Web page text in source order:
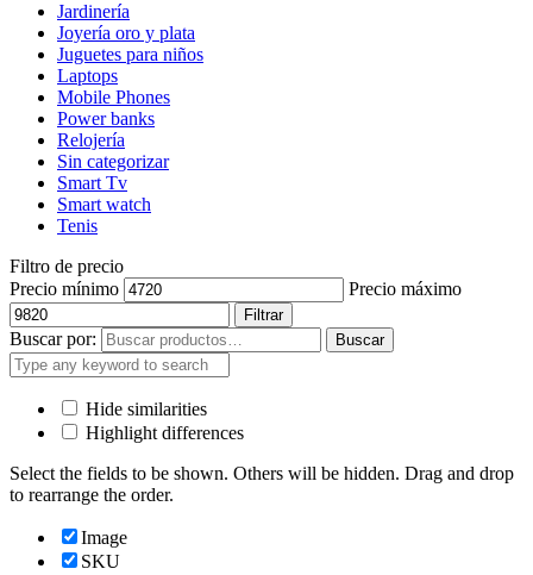
Jardinería
Joyería oro y plata
Juguetes para niños
Laptops
Mobile Phones
Power banks
Relojería
Sin categorizar
Smart Tv
Smart watch
Tenis
Filtro de precio
Precio mínimo
Precio máximo
Filtrar
Buscar por: Buscar
Hide similarities
Highlight differences
Select the fields to be shown. Others will be hidden. Drag and drop
to rearrange the order.
Image
SKU